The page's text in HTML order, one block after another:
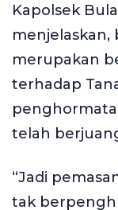
Kapolsek
menjelaskan,
merupakan
terhadap
telah
“Jadi
tak